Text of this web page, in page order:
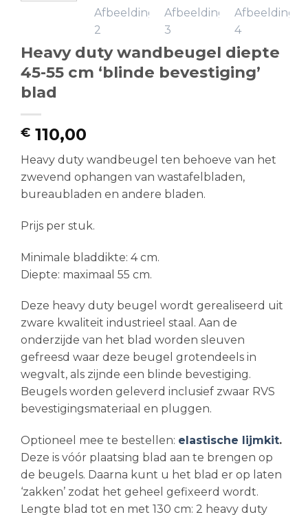
Heavy duty wandbeugel diepte
45-55 cm ‘blinde bevestiging’
blad
€ 110,00
Heavy duty wandbeugel ten behoeve van het
zwevend ophangen van wastafelbladen,
bureaubladen en andere bladen.
Prijs per stuk.
Minimale bladdikte: 4 cm.
Diepte: maximaal 55 cm.
Deze heavy duty beugel wordt gerealiseerd uit
zware kwaliteit industrieel staal. Aan de
onderzijde van het blad worden sleuven
gefreesd waar deze beugel grotendeels in
wegvalt, als zijnde een blinde bevestiging.
Beugels worden geleverd inclusief zwaar RVS
bevestigingsmateriaal en pluggen.
Optioneel mee te bestellen: elastische lijmkit.
Deze is vóór plaatsing blad aan te brengen op
de beugels. Daarna kunt u het blad er op laten
‘zakken’ zodat het geheel gefixeerd wordt.
Lengte blad tot en met 130 cm: 2 heavy duty